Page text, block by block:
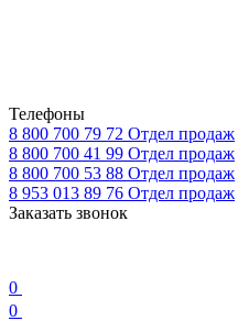
Телефоны
8 800 700 79 72 Отдел продаж
8 800 700 41 99 Отдел продаж
8 800 700 53 88 Отдел продаж
8 953 013 89 76 Отдел продаж
Заказать звонок
0
0